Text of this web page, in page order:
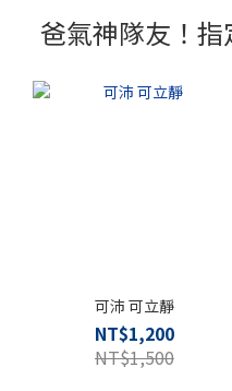
爸氣神隊友！
可沛 可立靜
NT$1,200
NT$1,500